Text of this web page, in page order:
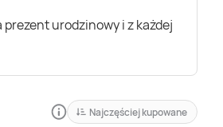
urodzinowy i z każdej
Najczęściej kupowane